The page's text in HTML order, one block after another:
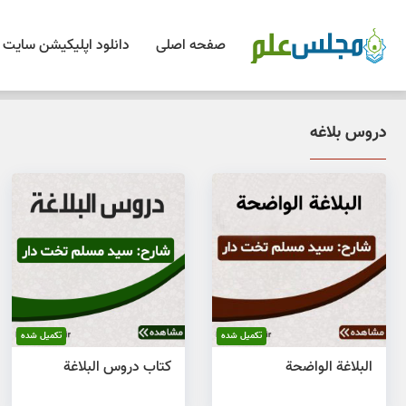
صفحه اصلی دانلود اپلیکیشن سایت
دروس بلاغه
البلاغة الواضحة
تکمیل شده
کتاب دروس البلاغة
تکمیل شده